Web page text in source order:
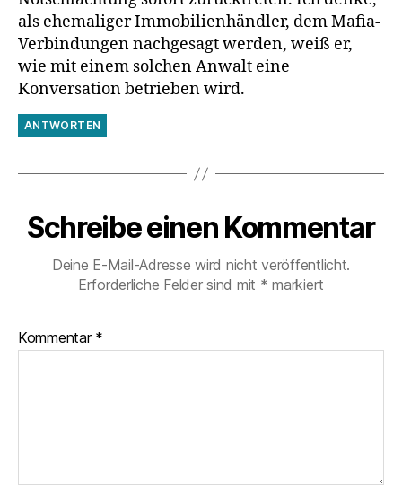
als ehemaliger Immobilienhändler, dem Mafia-
Verbindungen nachgesagt werden, weiß er,
wie mit einem solchen Anwalt eine
Konversation betrieben wird.
ANTWORTEN
Schreibe einen Kommentar
Deine E-Mail-Adresse wird nicht veröffentlicht.
Erforderliche Felder sind mit * markiert
Kommentar *